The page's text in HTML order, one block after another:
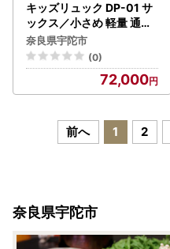
キッズリュック DP-01 サ
ックス／小さめ 軽量 通学
遠足 幼稚園 小学生 かわい
い おしゃれ 子供 丈夫 バッ
クパック チェストベルト
付き リュックサック ふる
さと納税
奈良県宇陀市
(0)
72,000
前へ 1 2
奈良県宇陀市